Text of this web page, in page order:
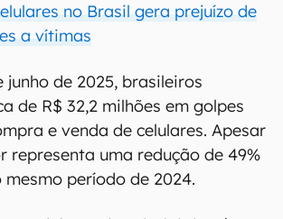
no Brasil gera prejuízo de
a vítimas
junho de 2025, brasileiros
de R$ 32,2 milhões em golpes
e venda de celulares. Apesar
representa uma redução de 49%
período de 2024.